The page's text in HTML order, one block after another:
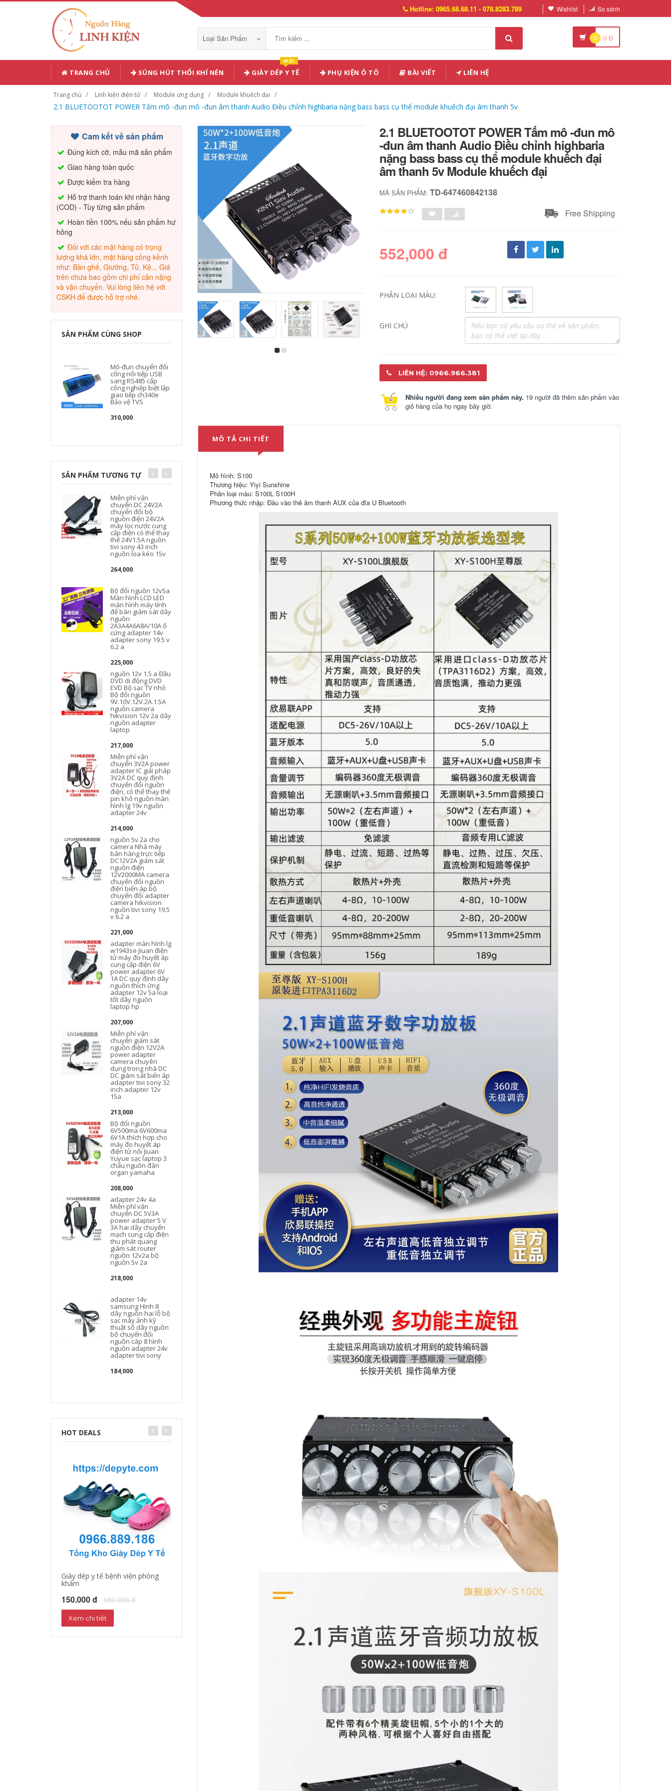
Hotline: 0965.68.68.11 - 078.8283.789 Wishlist So sánh
Loại Sản Phẩm 0 0 Đ
TRANG CHỦ SÚNG HÚT THỔI KHÍ NÉN GIÀY DÉP Y TẾ
MỚI
PHỤ KIỆN Ô TÔ BÀI VIẾT LIÊN HỆ
Trang chủ Linh kiện điện tử Module ứng dụng Module khuếch đại
2.1 BLUETOOTOT POWER Tấm mô -đun mô -đun âm thanh Audio Điều chỉnh highbaria nặng bass bass cụ thể module khuếch đại âm thanh 5v
Cam kết về sản phẩm
Đúng kích cỡ, mẫu mã sản phẩm
Giao hàng toàn quốc
Được kiểm tra hàng
Hỗ trợ thanh toán khi nhận hàng
(COD) - Tùy từng sản phẩm
Hoàn tiền 100% nếu sản phẩm hư
hỏng
Đối với các mặt hàng có trọng
lượng khá lớn, mặt hàng cồng kềnh
như: Bàn ghế, Giường, Tủ, Kệ... Giá
trên chưa bao gồm chi phí cân nặng
và vận chuyển. Vui lòng liên hệ với
CSKH để được hỗ trợ nhé.
SẢN PHẨM CÙNG SHOP
Mô-đun chuyển đổi
cổng nối tiếp USB
sang RS485 cấp
công nghiệp biệt lập
giao tiếp ch340e
Bảo vệ TVS
310,000
SẢN PHẨM TƯƠNG TỰ
Miễn phí vận
chuyển DC 24V2A
chuyển đổi bộ
nguồn điện 24V2A
máy lọc nước cung
cấp điện có thể thay
thế 24V1.5A nguồn
tivi sony 43 inch
nguồn loa kéo 15v
264,000
Bộ đổi nguồn 12v5a
Màn hình LCD LED
màn hình máy tính
để bàn giám sát dây
nguồn
2A3A4A6A8A/10A ổ
cứng adapter 14v
adapter sony 19.5 v
6.2 a
225,000
nguồn 12v 1.5 a Đầu
DVD di động DVD
EVD Bộ sạc TV nhỏ
Bộ đổi nguồn
9V.10V.12V.2A.1.5A
nguồn camera
hikvision 12v 2a dây
nguồn adapter
laptop
217,000
Miễn phí vận
chuyển 3V2A power
adapter IC giải pháp
3V2A DC quy định
chuyển đổi nguồn
điện, có thể thay thế
pin khô nguồn màn
hình lg 19v nguồn
adapter 24v
214,000
nguồn 5v 2a cho
camera Nhà máy
bán hàng trực tiếp
DC12V2A giám sát
nguồn điện
12V2000MA camera
chuyển đổi nguồn
điện biến áp bộ
chuyển đổi adapter
camera hikvision
nguồn tivi sony 19.5
v 6.2 a
221,000
adapter màn hình lg
w1943se Jiuan điện
tử máy đo huyết áp
cung cấp điện 6V
power adapter 6V
1A DC quy định dây
nguồn thích ứng
adapter 12v 5a loại
tốt dây nguồn
laptop hp
207,000
Miễn phí vận
chuyển giám sát
nguồn điện 12V2A
power adapter
camera chuyên
dụng trong nhà DC
DC giám sát biến áp
adapter tivi sony 32
inch adapter 12v
15a
213,000
Bộ đổi nguồn
6V500ma 6V600ma
6V1A thích hợp cho
máy đo huyết áp
điện tử nổi Jiuan
Yuyue sạc laptop 3
chấu nguồn đàn
organ yamaha
208,000
adapter 24v 4a
Miễn phí vận
chuyển DC 5V3A
power adapter 5 V
3A hai dây chuyển
mạch cung cấp điện
thu phát quang
giám sát router
nguồn 12v2a bộ
nguồn 5v 2a
218,000
adapter 14v
samsung Hình 8
dây nguồn hai lỗ bộ
sạc máy ảnh kỹ
thuật số dây nguồn
bộ chuyển đổi
nguồn cáp 8 hình
nguồn adapter 24v
adapter tivi sony
184,000
Sẵn sàng cung cấp
bộ đổi nguồn
rộng gối mát xa bộ
Điện Biến Áp Dây
Nguồn Cắm nguồn
Mandarin Tiandu
Kimzaru Sound Pin
nguồn đàn organ
casio nguồn 9v 1a
nguồn dve 12v 2a
Bộ đổi nguồn DVD
EVD di động 12V2A
Bộ nguồn giám sát
12V1.5A có tiền tố T
jack sạc laptop dell
dây nguồn màn
dây nguồn laptop
chuyển 12V1A hai
nguồn điện 12V1A
LED cung cấp điện
cho bộ định tuyến
adapter 12v 2a cho
camera adapter
dây nguồn laptop
chuyển 12V10A
power adapter DC
chuyển đổi nguồn
điện giám sát LED
LCD cung cấp điện
12V8A phổ quát
adapter 12v 5a
sony adapter 24v
laptop 2 chân
Nhà máy bán hàng
nguồn 12V6A Bộ
nguồn chuyển mạch
dải đèn LED Bộ
nguồn chuyển mạch
12V5A4A Bộ nguồn
nguồn 19v 5a Bộ đổi
nguồn 12V3A Màn
nguồn điện đa năng
12V2.5A12V2A
nguồn màn hình lg
19v dây nguồn
laptop acer
225,000
dây nguồn màn
hình máy tính
samsung Máy bơm
nước 12V Bộ đổi
nguồn 220V sang
12V biến áp chuyển
đổi bơm kép động
cơ 12V phun máy
bơm nước nguồn
phicomm dây
nguồn adapter
286,000
24V3A biến áp cung
cấp điện 24V2.5A 5A
2A power adapter
LED nước máy bơm
nước máy lọc nước
nguồn adapter 24v
sạc màn hình
samsung 14v
226,000
Cáp sạc màn hình
LCD máy tính để
bàn AOC
19V2.1A1.31A1.84A1.3A
dây nguồn màn
hình máy tính
samsung dây
nguồn đàn organ
casio
Cáp sạc màn hình
LCD 14V3A 2.14A
1.43A 1.79A
S22A330BW nguồn
12v 4a nguồn
adapter 12v
298,000
nguồn màn hình
samsung 14v Bộ đổi
nguồn 12v3a màn
hình hiển thị led đầu
ghi video TV đèn
móng tay dây
nguồn máy ảnh
adapter màn hình lg
w1943se nguồn
màn hình lg
w1943se
274,000
Màn hình LCD LED
giám sát dây nguồn
3A4A6A8A10ACD bộ
sạc máy dây nguồn
sạc laptop dell bộ
sạc máy đo huyết
áp omron
225,000
nguồn 9v 1a Đèn
làm móng tay dây
nguồn 36W đèn
chiếu máy 24V2A
máy lọc nước Midea
điện 48W loại bỏ mỡ
máy mát xa nguồn
19v 5a adapter màn
hình samsung
Màn hình LCD máy
tính AOC 19V1.31A
Bộ điều hợp
12V3A19V1.84A2.1A3.42A
dây nguồn điện dây
nguồn dây nguồn 3
chấu cho sạc laptop
274,000
nguồn camera 5v
2a Bộ chuyển đổi
nguồn điện 220V
sang 12V 12V5A/10A
Bộ khuếch đại âm
14v
294,000
HOT DEALS
Giày dép y tế bệnh viện phòng
khám
150.000 đ 180.000 đ
Xem chi tiết
2.1 BLUETOOTOT POWER Tấm mô -đun mô
-đun âm thanh Audio Điều chỉnh highbaria
nặng bass bass cụ thể module khuếch đại
âm thanh 5v Module khuếch đại
MÃ SẢN PHẨM:TD-647460842138
Free Shipping
552,000 đ
PHÂN LOẠI MÀU:
GHI CHÚ
LIÊN HỆ: 0966.966.381
Nhiều người đang xem sản phẩm này. 19 người đã thêm sản phẩm vào
giỏ hàng của họ ngay bây giờ.
MÔ TẢ CHI TIẾT
Mô hình: S100
Thương hiệu: Yiyi Sunshine
Phân loại màu: S100L S100H
Phương thức nhập: Đầu vào thẻ âm thanh AUX của đĩa U Bluetooth